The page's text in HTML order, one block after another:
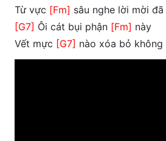
Từ vực [Fm] sâu nghe lời mời đã
[G7] Ôi cát bụi phận [Fm] này
Vết mực [G7] nào xóa bỏ không